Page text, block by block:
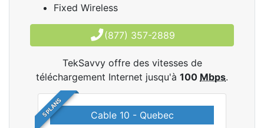
Fixed Wireless
(877) 357-2889
TekSavvy offre des vitesses de
téléchargement Internet jusqu'à 100 Mbps.
5 PLANS Cable 10 - Quebec